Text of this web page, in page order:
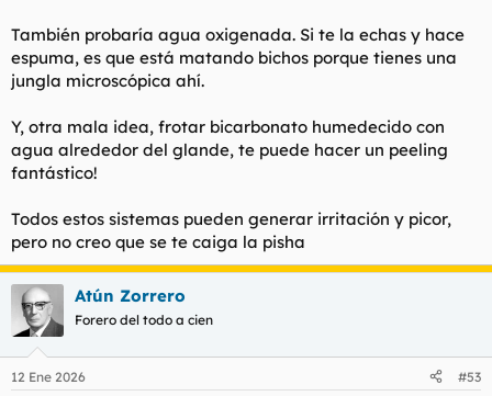
También probaría agua oxigenada. Si te la echas y hace
espuma, es que está matando bichos porque tienes una
jungla microscópica ahí.
Y, otra mala idea, frotar bicarbonato humedecido con
agua alrededor del glande, te puede hacer un peeling
fantástico!
Todos estos sistemas pueden generar irritación y picor,
pero no creo que se te caiga la pisha
Atún Zorrero
Forero del todo a cien
12 Ene 2026 #53